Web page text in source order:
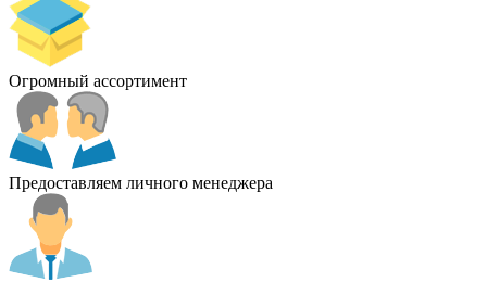
Огромный ассортимент
Предоставляем личного менеджера